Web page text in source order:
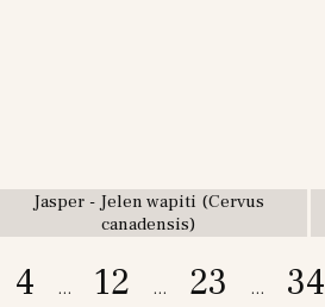
Jasper - Jelen wapiti (Cervus
canadensis)
4 ... 12 ... 23 ... 34